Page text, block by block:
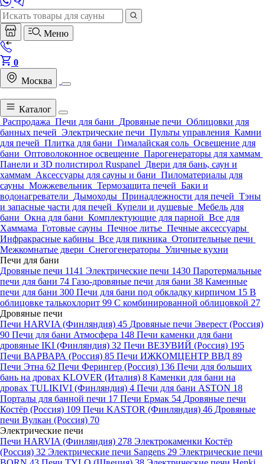
Меню
0
Москва
Каталог
Распродажа Печи для бани Дровяные печи Облицовки для
банных печей Электрические печи Пульты управления Камни
для печей Плитка для бани Гималайская соль Освещение для
бани Оптоволоконное освещение Парогенераторы для хаммам
Панели и 3D полистирол Ruspanel Двери для бань, саун и
хаммам Аксессуары для сауны и бани Пиломатериалы для
сауны Можжевельник Термозащита печей Баки и
водонагреватели Дымоходы Принадлежности для печей Тэны
и запасные части для печей Купели и душевые Мебель для
бани Окна для бани Комплектующие для парной Все для
Хаммама Готовые сауны Печное литье Печные аксессуары
Инфракрасные кабины Все для пикника Отопительные печи
Межкомнатые двери Снегогенераторы Уличные кухни
Печи для бани
Дровяные печи 1141 Электрические печи 1430 Паротермальные
печи для бани 74 Газо-дровяные печи для бани 38 Каменные
печи для бани 300 Печи для бани под обкладку кирпичом 15 В
облицовке талькохлорит 99 С комбинированной облицовкой 27
Дровяные печи
Печи HARVIA (Финляндия) 45 Дровяные печи Эверест (Россия)
90 Печи для бани Атмосфера 148 Печи каменки для бани
дровяные IKI (Финляндия) 32 Печи ВЕЗУВИЙ (Россия) 195
Печи ВАРВАРА (Россия) 85 Печи ИЖКОМЦЕНТР ВВД 89
Печи Этна 62 Печи Ферингер (Россия) 136 Печи для больших
бань на дровах KLOVER (Италия) 8 Каменки для бани на
дровах TULIKIVI (Финляндия) 4 Печи для бани ASTON 18
Порталы для банной печи 17 Печи Ермак 54 Дровяные печи
Костёр (Россия) 109 Печи KASTOR (Финляндия) 46 Дровяные
печи Вулкан (Россия) 70
Электрические печи
Печи HARVIA (Финляндия) 278 Электрокаменки Костёр
(Россия) 32 Электрические печи Sangens 29 Электрические печи